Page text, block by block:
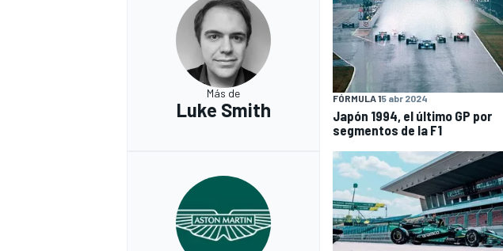
Más de
Luke Smith
FÓRMULA 15 abr 2024
Japón 1994, el último GP por
segmentos de la F1